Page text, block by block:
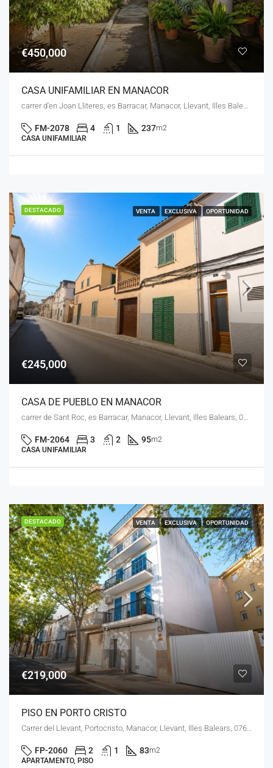
€450,000
CASA UNIFAMILIAR EN MANACOR
carrer d'en Joan Lliteres, es Barracar, Manacor, Llevant, Illes Balears, 07500, España
FM-2078 4 1 237m2
CASA UNIFAMILIAR
DESTACADO VENTA EXCLUSIVA OPORTUNIDAD
€245,000
CASA DE PUEBLO EN MANACOR
FM-2064 3 2 95m2
CASA UNIFAMILIAR
DESTACADO VENTA EXCLUSIVA OPORTUNIDAD
€219,000
PISO EN PORTO CRISTO
Carrer del Llevant, Portocristo, Manacor, Llevant, Illes Balears, 07680, España
FP-2060 2 1 83m2
APARTAMENTO, PISO